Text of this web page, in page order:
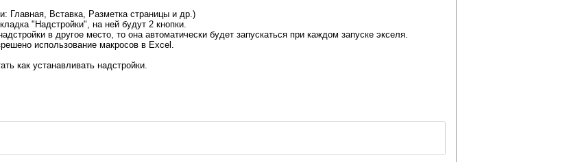
Главная, Вставка, Разметка страницы и др.)
"Надстройки", на ней будут 2 кнопки.
в другое место, то она автоматически будет запускаться при каждом запуске экселя.
использование макросов в Excel.
как устанавливать надстройки.